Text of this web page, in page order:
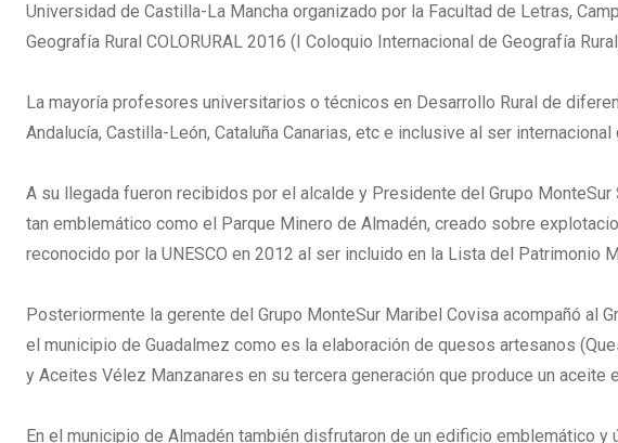
Universidad de Castilla-La Mancha organizado por la Facultad de Letras,
Geografía Rural COLORURAL 2016 (I Coloquio Internacional de Geografía
La mayoría profesores universitarios o técnicos en Desarrollo Rural de
Andalucía, Castilla-León, Cataluña Canarias, etc e inclusive al ser
A su llegada fueron recibidos por el alcalde y Presidente del Grupo
tan emblemático como el Parque Minero de Almadén, creado sobre
reconocido por la UNESCO en 2012 al ser incluido en la Lista del Patrimonio
Posteriormente la gerente del Grupo MonteSur Maribel Covisa acompañó al
el municipio de Guadalmez como es la elaboración de quesos artesanos
y Aceites Vélez Manzanares en su tercera generación que produce un aceite
En el municipio de Almadén también disfrutaron de un edificio emblemático